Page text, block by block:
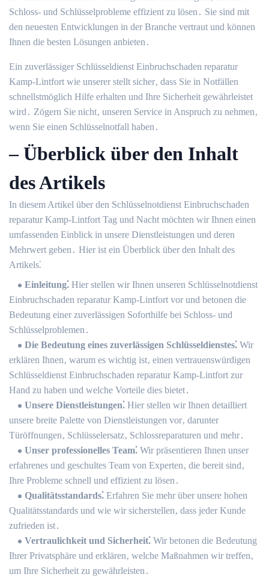
Schloss- und Schlüsselprobleme effizient zu lösen․ Sie sind mit
den neuesten Entwicklungen in der Branche vertraut und können
Ihnen die besten Lösungen anbieten․
Ein zuverlässiger Schlüsseldienst Einbruchschaden reparatur
Kamp-Lintfort wie unserer stellt sicher‚ dass Sie in Notfällen
schnellstmöglich Hilfe erhalten und Ihre Sicherheit gewährleistet
wird․ Zögern Sie nicht‚ unseren Service in Anspruch zu nehmen‚
wenn Sie einen Schlüsselnotfall haben․
– Überblick über den Inhalt
des Artikels
In diesem Artikel über den Schlüsselnotdienst Einbruchschaden
reparatur Kamp-Lintfort Tag und Nacht möchten wir Ihnen einen
umfassenden Einblick in unsere Dienstleistungen und deren
Mehrwert geben․ Hier ist ein Überblick über den Inhalt des
Artikels⁚
Einleitung⁚ Hier stellen wir Ihnen unseren Schlüsselnotdienst
Einbruchschaden reparatur Kamp-Lintfort vor und betonen die
Bedeutung einer zuverlässigen Soforthilfe bei Schloss- und
Schlüsselproblemen․
Die Bedeutung eines zuverlässigen Schlüsseldienstes⁚ Wir
erklären Ihnen‚ warum es wichtig ist‚ einen vertrauenswürdigen
Schlüsseldienst Einbruchschaden reparatur Kamp-Lintfort zur
Hand zu haben und welche Vorteile dies bietet․
Unsere Dienstleistungen⁚ Hier stellen wir Ihnen detailliert
unsere breite Palette von Dienstleistungen vor‚ darunter
Türöffnungen‚ Schlüsselersatz‚ Schlossreparaturen und mehr․
Unser professionelles Team⁚ Wir präsentieren Ihnen unser
erfahrenes und geschultes Team von Experten‚ die bereit sind‚
Ihre Probleme schnell und effizient zu lösen․
Qualitätsstandards⁚ Erfahren Sie mehr über unsere hohen
Qualitätsstandards und wie wir sicherstellen‚ dass jeder Kunde
zufrieden ist․
Vertraulichkeit und Sicherheit⁚ Wir betonen die Bedeutung
Ihrer Privatsphäre und erklären‚ welche Maßnahmen wir treffen‚
um Ihre Sicherheit zu gewährleisten․